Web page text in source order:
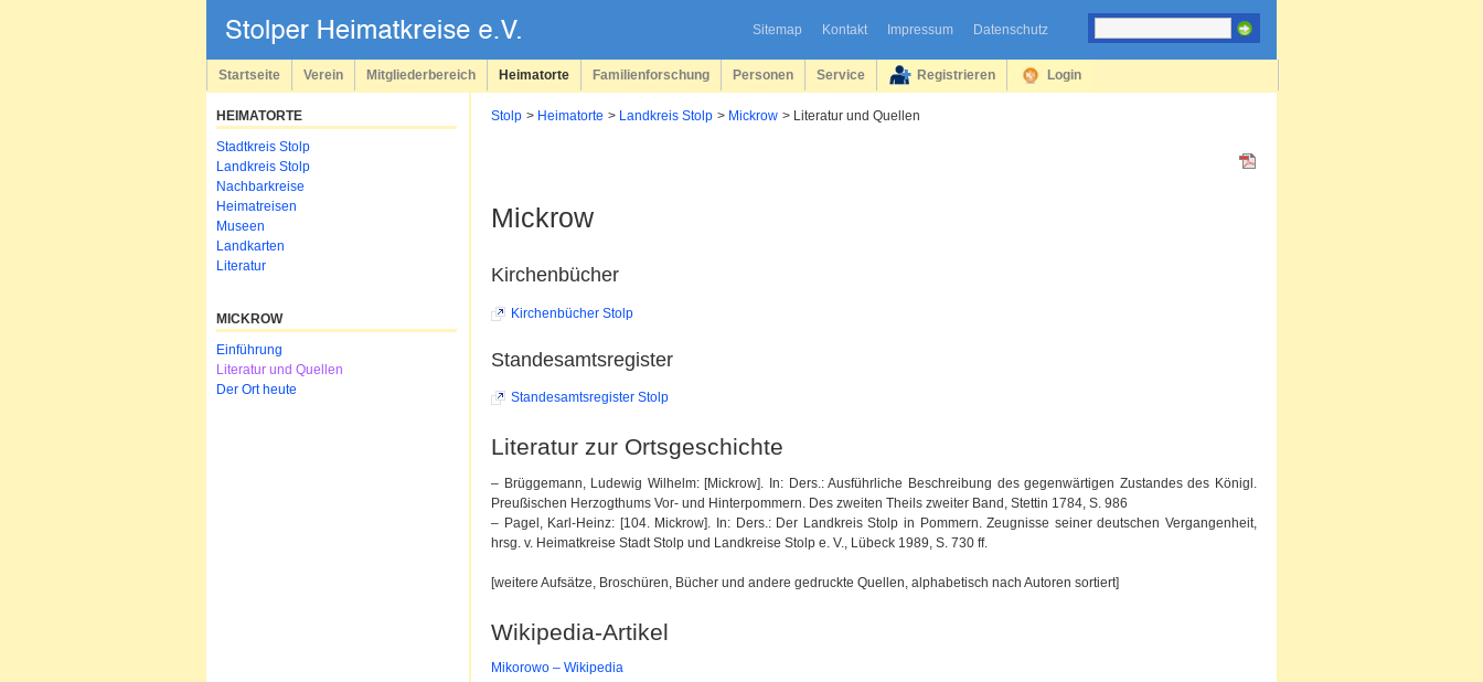
Sitemap Kontakt Impressum Datenschutz
überspringen
Startseite Verein Mitgliederbereich Heimatorte Familienforschung Personen Service Registrieren Login
Stolp Heimatorte Landkreis Stolp Mickrow Literatur und Quellen
Mickrow
Kirchenbücher
Kirchenbücher Stolp
Standesamtsregister
Standesamtsregister Stolp
Literatur zur Ortsgeschichte
– Brüggemann, Ludewig Wilhelm: [Mickrow]. In: Ders.: Ausführliche Beschreibung des gegenwärtigen Zustandes des Königl.
Preußischen Herzogthums Vor- und Hinterpommern. Des zweiten Theils zweiter Band, Stettin 1784, S. 986
– Pagel, Karl-Heinz: [104. Mickrow]. In: Ders.: Der Landkreis Stolp in Pommern. Zeugnisse seiner deutschen Vergangenheit,
hrsg. v. Heimatkreise Stadt Stolp und Landkreise Stolp e. V., Lübeck 1989, S. 730 ff.
[weitere Aufsätze, Broschüren, Bücher und andere gedruckte Quellen, alphabetisch nach Autoren sortiert]
Wikipedia-Artikel
Mikorowo – Wikipedia
HEIMATORTE
Navigation
überspringen
Stadtkreis Stolp
Landkreis Stolp
Nachbarkreise
Heimatreisen
Museen
Landkarten
Literatur
MICKROW
Navigation
überspringen
Einführung
Literatur und Quellen
Der Ort heute